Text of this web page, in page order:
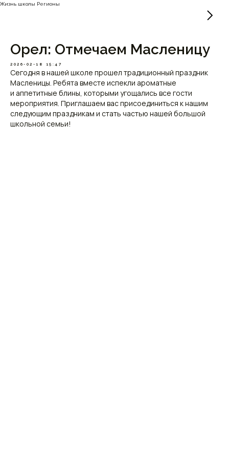
Жизнь школы Регионы
Орел: Отмечаем Масленицу
2026-02-18 15:47
Сегодня в нашей школе прошел традиционный праздник
Масленицы. Ребята вместе испекли ароматные
и аппетитные блины, которыми угощались все гости
мероприятия. Приглашаем вас присоединиться к нашим
следующим праздникам и стать частью нашей большой
школьной семьи!